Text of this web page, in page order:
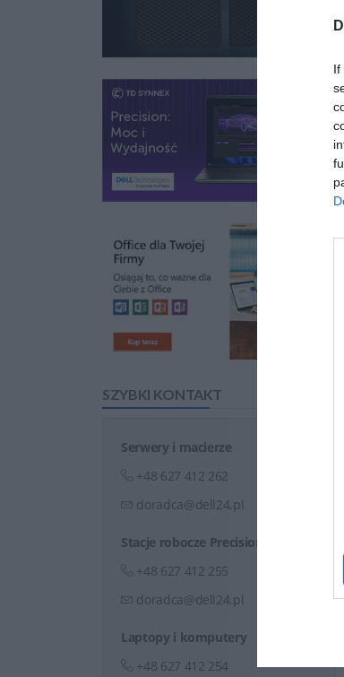
If
SZYBKI KONTAKT
Serwery i macierze
+48 627 412 262
doradca@dell24.pl
Stacje robocze Precision
+48 627 412 255
doradca@dell24.pl
Laptopy i komputery
+48 627 412 254